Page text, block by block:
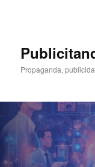
principal
secundário
Propaganda,